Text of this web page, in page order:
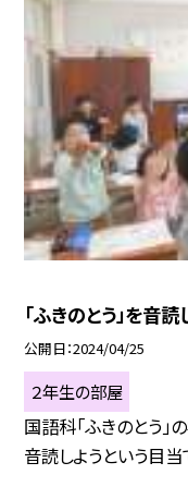
「ふきのとう」を音読
公開日 2024/04/25
２年生の部屋
国語科「ふきのとう
音読しようという目当